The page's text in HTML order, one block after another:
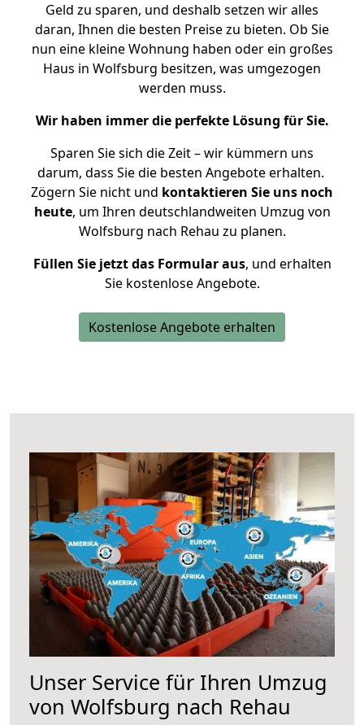
Geld zu sparen, und deshalb setzen wir alles
daran, Ihnen die besten Preise zu bieten. Ob Sie
nun eine kleine Wohnung haben oder ein großes
Haus in Wolfsburg besitzen, was umgezogen
werden muss.
Wir haben immer die perfekte Lösung für Sie.
Sparen Sie sich die Zeit – wir kümmern uns
darum, dass Sie die besten Angebote erhalten.
Zögern Sie nicht und kontaktieren Sie uns noch
heute, um Ihren deutschlandweiten Umzug von
Wolfsburg nach Rehau zu planen.
Füllen Sie jetzt das Formular aus, und erhalten
Sie kostenlose Angebote.
Kostenlose Angebote erhalten
Unser Service für Ihren Umzug
von Wolfsburg nach Rehau